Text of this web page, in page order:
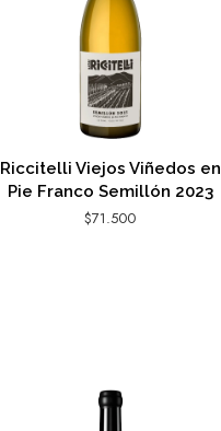
Riccitelli Viejos Viñedos en
Pie Franco Semillón 2023
$71.500